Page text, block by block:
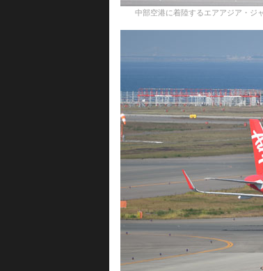
中部空港に着陸するエアアジア・ジ